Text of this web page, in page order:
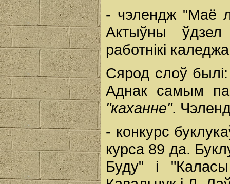
- чэлендж "Маё
Актыўны ўдзел
работнікі
Сярод слоў
Аднак самым
"каханне".
- конкурс
курса 89 да.
Буду" і